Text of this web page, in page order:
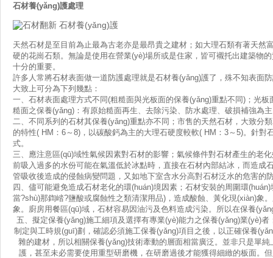
石材養(yǎng)護處理
天然石材是至目前為止最為古老亦是最昂貴之建材；如大理石類有著天然
硬的花崗石類。無論是使用在營業(yè)場所或是住家，皆可襯托出建築
十分的重要。
許多人常將石材表面做一道防護處理就是石材養(yǎng)護了，殊不知表面防
大致上可分為下列幾點：
一、石材表面處理方式不同(粗糙面與光板面的保養(yǎng)重點不同)；光
糙面之保養(yǎng)：有原始糙面再生、去除污染、防水處理、破損補強為主
二、不同系列的石材其保養(yǎng)重點亦不同；市售的天然石材，大
的特性( HM：6～8)，以碳酸鈣為主的大理石硬度較軟( HM：3～5)。針
式。
三、應注意區(qū)域性氣候因素對石材的影響；氣候條件對石材產生的老
前吸入過多的水份可能在氣溫低於冰點時，直接在石材內部結冰，而造
管吸收後造成的侵蝕病變問題，又如地下室含水分高對石材泛水的危害的
四、儘可能避免造成石材老化的環(huán)境因素；石材安裝的周圍環(huán)
當?shù)那鍧崉?鹽酸或腐蝕性之類清潔用品)，造成酸蝕、黃化現(xiàn)象
象。廚房用餐區(qū)域，石材容易因油污及色料造成污染。所以在保養
五、擬定保養(yǎng)施工細項及選擇有專業(yè)能力之保養(yǎng)業
制定與工時規(guī)劃，確認必須施工保養(yǎng)項目之後，以正確保
雜的建材，所以相關保養(yǎng)技術牽動的層面相當廣泛。並非只是單
護，甚至未必需要使用重型研磨機，在研磨過後才能獲得細緻的板面。但